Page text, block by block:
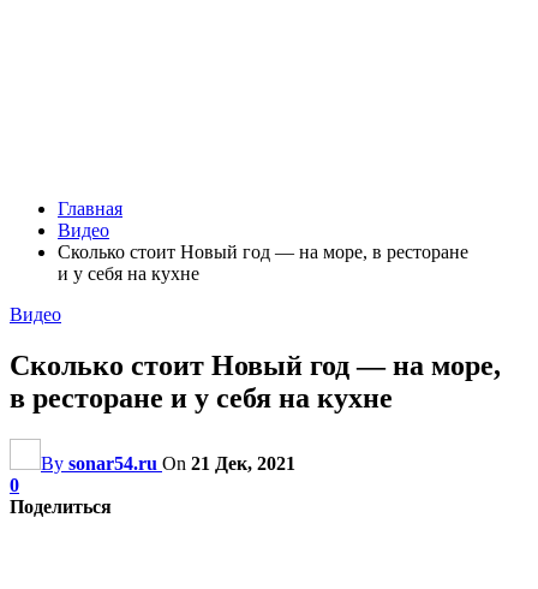
Главная
Видео
Сколько стоит Новый год — на море, в ресторане
и у себя на кухне
Видео
Сколько стоит Новый год — на море,
в ресторане и у себя на кухне
By sonar54.ru On 21 Дек, 2021
0
Поделиться